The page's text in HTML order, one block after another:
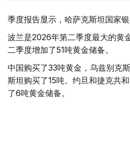
季度报告显示，哈萨克斯坦国家银
波兰是2026年第二季度最大的黄
二季度增加了51吨黄金储备。
中国购买了33吨黄金，乌兹别克
斯坦购买了15吨。约旦和捷克共
了6吨黄金储备。